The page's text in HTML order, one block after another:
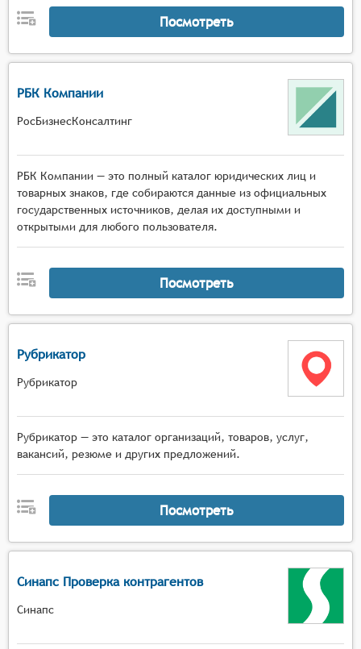
Посмотреть
РБК Компании
РосБизнесКонсалтинг
РБК Компании — это полный каталог юридических лиц и
товарных знаков, где собираются данные из официальных
государственных источников, делая их доступными и
открытыми для любого пользователя.
Посмотреть
Рубрикатор
Рубрикатор
Рубрикатор — это каталог организаций, товаров, услуг,
вакансий, резюме и других предложений.
Посмотреть
Синапс Проверка контрагентов
Синапс